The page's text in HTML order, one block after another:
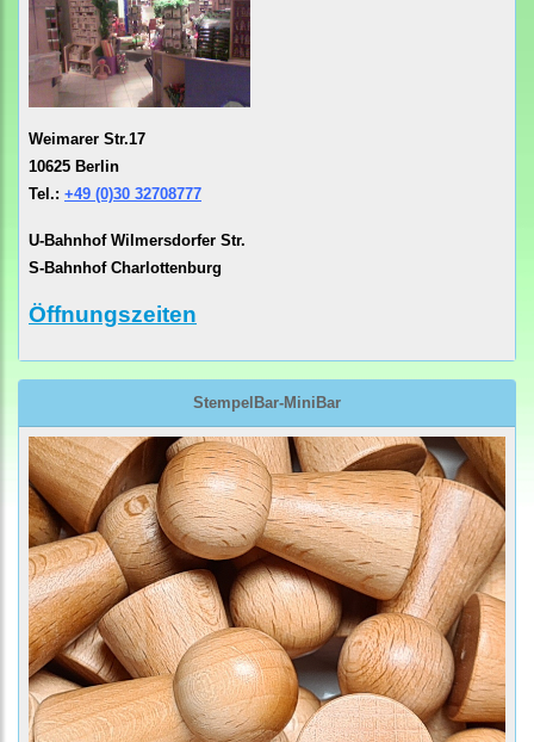
Weimarer Str.17
10625 Berlin
Tel.: +49 (0)30 32708777
U-Bahnhof Wilmersdorfer Str.
S-Bahnhof Charlottenburg
Öffnungszeiten
StempelBar-MiniBar